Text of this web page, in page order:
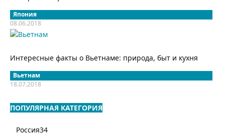
Япония
08.06.2018
Интересные факты о Вьетнаме: природа, быт и кухня
Вьетнам
18.07.2018
ПОПУЛЯРНАЯ КАТЕГОРИЯ
Россия34